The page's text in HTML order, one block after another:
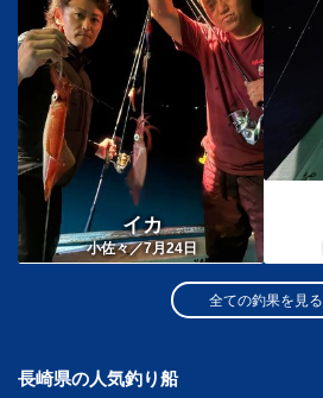
イカ
小佐々／7月24日
全ての釣果を見る
長崎県の人気釣り船